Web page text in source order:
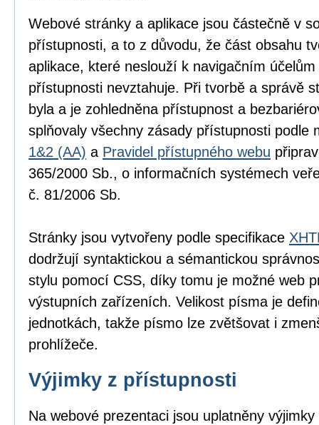
Webové stránky a aplikace jsou částečně v
přístupnosti, a to z důvodu, že část obsahu
aplikace, které neslouží k navigačním
přístupnosti nevztahuje. Při tvorbě a správě
byla a je zohledněna přístupnost a
splňovaly všechny zásady přístupnosti podle
1&2 (AA) a Pravidel přístupného webu
365/2000 Sb., o informačních systémech
č. 81/2006 Sb.
Stránky jsou vytvořeny podle specifikace
dodržují syntaktickou a sémantickou
stylu pomocí CSS, díky tomu je možné web
výstupních zařízeních. Velikost písma je
jednotkách, takže písmo lze zvětšovat i
prohlížeče.
Výjimky z přístupnosti
Na webové prezentaci jsou uplatněny